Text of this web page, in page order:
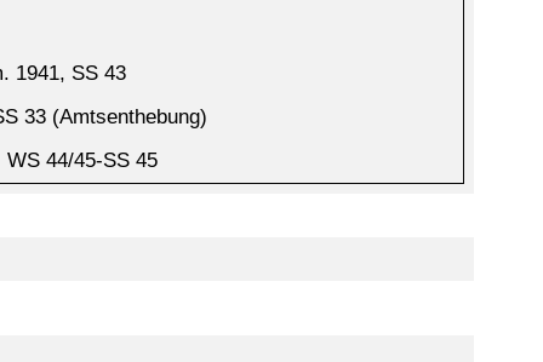
1941, SS 43
33 (Amtsenthebung)
WS 44/45-SS 45